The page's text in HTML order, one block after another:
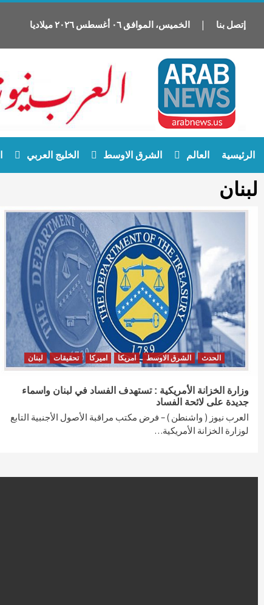
إتصل بنا | الخميس، الموافق٠٦ أغسطس ٢٠٢٦ميلاديا
content
الرئيسية العالم الشرق الاوسط الخليج العربي
لبنان
الحدث الشرق الاوسط امريكا اميركا تحقيقات لبنان
وزارة الخزانة الأمريكية : تستهدف الفساد في لبنان واسماء
جديدة على لائحة الفساد
العرب نيوز ( واشنطن ) – فرض مكتب مراقبة الأصول الأجنبية التابع
لوزارة الخزانة الأمريكية…